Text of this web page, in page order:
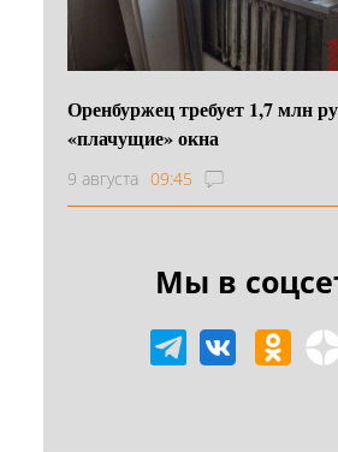
Оренбуржец требует 1,7 млн
«плачущие» окна
9 августа 09:45
Мы в